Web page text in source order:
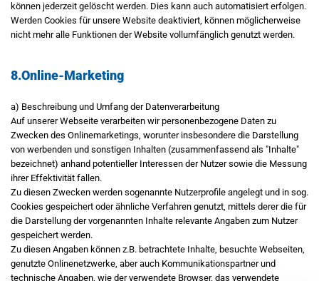
können jederzeit gelöscht werden. Dies kann auch automatisiert erfolgen.
Werden Cookies für unsere Website deaktiviert, können möglicherweise
nicht mehr alle Funktionen der Website vollumfänglich genutzt werden.
8.Online-Marketing
a) Beschreibung und Umfang der Datenverarbeitung
Auf unserer Webseite verarbeiten wir personenbezogene Daten zu
Zwecken des Onlinemarketings, worunter insbesondere die Darstellung
von werbenden und sonstigen Inhalten (zusammenfassend als "Inhalte"
bezeichnet) anhand potentieller Interessen der Nutzer sowie die Messung
ihrer Effektivität fallen.
Zu diesen Zwecken werden sogenannte Nutzerprofile angelegt und in sog.
Cookies gespeichert oder ähnliche Verfahren genutzt, mittels derer die für
die Darstellung der vorgenannten Inhalte relevante Angaben zum Nutzer
gespeichert werden.
Zu diesen Angaben können z.B. betrachtete Inhalte, besuchte Webseiten,
genutzte Onlinenetzwerke, aber auch Kommunikationspartner und
technische Angaben, wie der verwendete Browser, das verwendete